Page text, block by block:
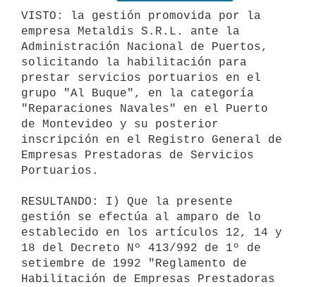
VISTO: la gestión promovida por la
empresa Metaldis S.R.L. ante la
Administración Nacional de Puertos,
solicitando la habilitación para
prestar servicios portuarios en el
grupo "Al Buque", en la categoría
"Reparaciones Navales" en el Puerto
de Montevideo y su posterior
inscripción en el Registro General de
Empresas Prestadoras de Servicios
Portuarios.
RESULTANDO: I) Que la presente
gestión se efectúa al amparo de lo
establecido en los artículos 12, 14 y
18 del Decreto Nº 413/992 de 1º de
setiembre de 1992 "Reglamento de
Habilitación de Empresas Prestadoras